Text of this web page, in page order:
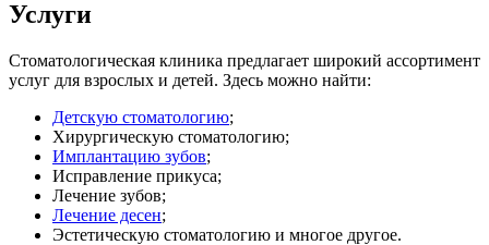
Услуги
Стоматологическая клиника предлагает широкий ассортимент
услуг для взрослых и детей. Здесь можно найти:
Детскую стоматологию;
Хирургическую стоматологию;
Имплантацию зубов;
Исправление прикуса;
Лечение зубов;
Лечение десен;
Эстетическую стоматологию и многое другое.